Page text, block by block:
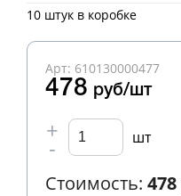
10 штук в коробке
Арт: 610130000477
478 руб/шт
+
- шт
Стоимость: 478